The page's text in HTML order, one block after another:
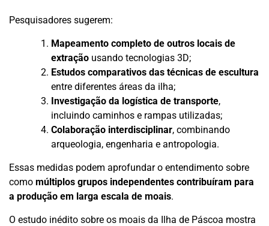
Pesquisadores sugerem:
Mapeamento completo de outros locais de
extração usando tecnologias 3D;
Estudos comparativos das técnicas de escultura
entre diferentes áreas da ilha;
Investigação da logística de transporte,
incluindo caminhos e rampas utilizadas;
Colaboração interdisciplinar, combinando
arqueologia, engenharia e antropologia.
Essas medidas podem aprofundar o entendimento sobre
como múltiplos grupos independentes contribuíram para
a produção em larga escala de moais.
O estudo inédito sobre os moais da Ilha de Páscoa mostra